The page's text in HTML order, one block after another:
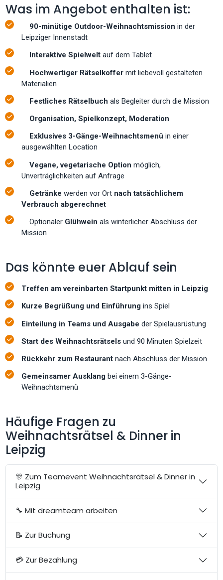
Was im Angebot enthalten ist:
90-minütige Outdoor-Weihnachtsmission in der
Leipziger Innenstadt
Interaktive Spielweltauf dem Tablet
Hochwertiger Rätselkoffer mit liebevoll gestalteten
Materialien
Festliches Rätselbuchals Begleiter durch die Mission
Organisation, Spielkonzept, Moderation
Exklusives 3-Gänge-Weihnachtsmenüin einer
ausgewählten Location
Vegane, vegetarische Optionmöglich,
Unverträglichkeiten auf Anfrage
Getränkewerden vor Ort nach tatsächlichem
Verbrauch abgerechnet
Optionaler Glühweinals winterlicher Abschluss der
Mission
Das könnte euer Ablauf sein
Treffen am vereinbarten Startpunkt mitten in Leipzig
Kurze Begrüßung und Einführung ins Spiel
Einteilung in Teams und Ausgabe der Spielausrüstung
Start des Weihnachtsrätsels und 90 Minuten Spielzeit
Rückkehr zum Restaurantnach Abschluss der Mission
Gemeinsamer Ausklang bei einem 3-Gänge-
Weihnachtsmenü
Häufige Fragen zu
Weihnachtsrätsel & Dinner in
Leipzig
🎊 Zum Teamevent Weihnachtsrätsel & Dinner in
Leipzig
🔧 Mit dreamteam arbeiten
📝 Zur Buchung
💳 Zur Bezahlung